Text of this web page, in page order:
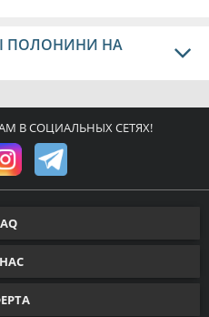
ПОЛОНИНИ НА
В СОЦИАЛЬНЫХ СЕТЯХ!